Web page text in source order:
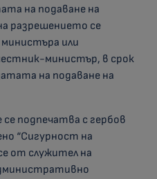
на подаване на
разрешението се
или
министър, в срок
на подаване на
подпечатва с гербов
“Сигурност на
от служител на